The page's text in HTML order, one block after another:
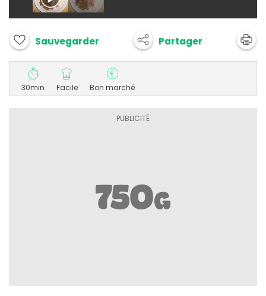
Sauvegarder Partager
30min Facile Bon marché